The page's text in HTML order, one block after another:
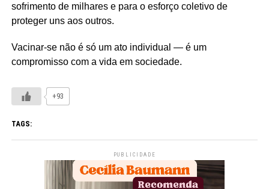
sofrimento de milhares e para o esforço coletivo de
proteger uns aos outros.
Vacinar-se não é só um ato individual — é um
compromisso com a vida em sociedade.
+93
TAGS:
PUBLICIDADE